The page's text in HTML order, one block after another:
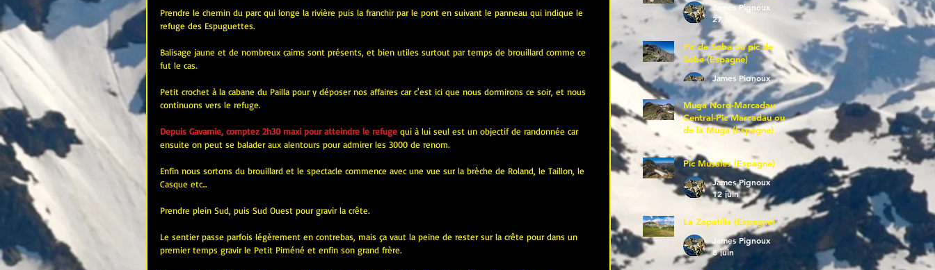
Prendre le chemin du parc qui longe la rivière puis la franchir par le pont en suivant le panneau qui indique le
refuge des Espuguettes.
Balisage jaune et de nombreux cairns sont présents, et bien utiles surtout par temps de brouillard comme ce
fut le cas.
Petit crochet à la cabane du Pailla pour y déposer nos affaires car c'est ici que nous dormirons ce soir, et nous
continuons vers le refuge.
Depuis Gavarnie, comptez 2h30 maxi pour atteindre le refuge qui à lui seul est un objectif de randonnée car
ensuite on peut se balader aux alentours pour admirer les 3000 de renom.
Enfin nous sortons du brouillard et le spectacle commence avec une vue sur la brèche de Roland, le Taillon, le
Casque etc...
Prendre plein Sud, puis Sud Ouest pour gravir la crête.
Le sentier passe parfois légèrement en contrebas, mais ça vaut la peine de rester sur la crête pour dans un
premier temps gravir le Petit Piméné et enfin son grand frère.
James Pignoux
27 juin
Pic de Soba ou pic de
Sobe (Espagne)
James Pignoux
25 juin
Muga Nord-Marcadau
Central-Pic Marcadau ou
de la Muga (Espagne)
21 juin
Pic Musales (Espagne)
James Pignoux
12 juin
La Zapatilla (Espagne)
James Pignoux
8 juin